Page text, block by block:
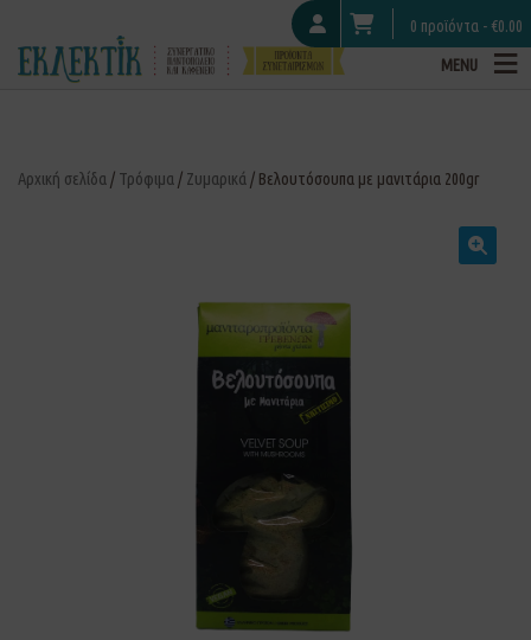
0 προϊόντα - €0.00
MENU
Αρχική σελίδα / Τρόφιμα / Ζυμαρικά / Βελουτόσουπα με μανιτάρια 200gr